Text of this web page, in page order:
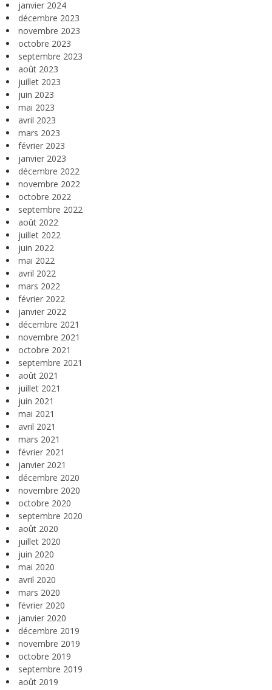
janvier 2024
décembre 2023
novembre 2023
octobre 2023
septembre 2023
août 2023
juillet 2023
juin 2023
mai 2023
avril 2023
mars 2023
février 2023
janvier 2023
décembre 2022
novembre 2022
octobre 2022
septembre 2022
août 2022
juillet 2022
juin 2022
mai 2022
avril 2022
mars 2022
février 2022
janvier 2022
décembre 2021
novembre 2021
octobre 2021
septembre 2021
août 2021
juillet 2021
juin 2021
mai 2021
avril 2021
mars 2021
février 2021
janvier 2021
décembre 2020
novembre 2020
octobre 2020
septembre 2020
août 2020
juillet 2020
juin 2020
mai 2020
avril 2020
mars 2020
février 2020
janvier 2020
décembre 2019
novembre 2019
octobre 2019
septembre 2019
août 2019